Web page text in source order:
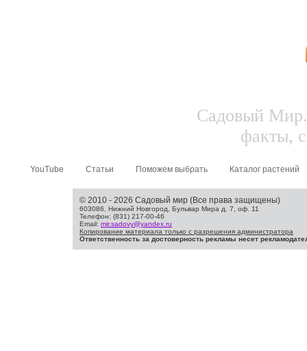
Садовый Мир.
факты,
YouTube Статьи Поможем выбрать Каталог растений
© 2010 - 2026 Садовый мир (Все права защищены)
603086, Нижний Новгород, Бульвар Мира д. 7, оф. 11
Телефон: (831) 217-00-46
Email: mir.sadovy@yandex.ru
Копирование материала только с разрешения администратора
Ответственность за достоверность рекламы несет